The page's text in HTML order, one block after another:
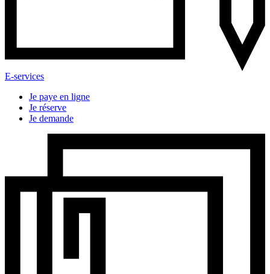
E-services
Je paye en ligne
Je réserve
Je demande